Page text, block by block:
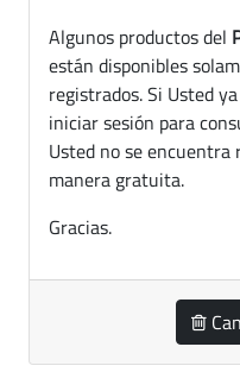
Algunos productos del
están disponibles
registrados. Si Usted
iniciar sesión para
Usted no se encuentra
manera gratuita.
Gracias.